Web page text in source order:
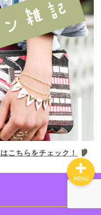
こちらをチェック！
MENU
クローゼット
メチャカリ
Rcawaii
み別おすすめ
ン別おすすめ